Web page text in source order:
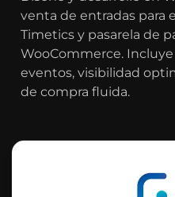
venta de entradas para
Timetics y pasarela de
WooCommerce.
eventos, visibilidad
de compra fluida.